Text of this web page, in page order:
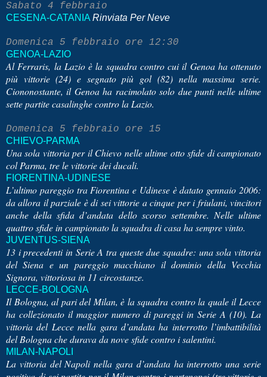
Sabato 4 febbraio
CESENA-CATANIA Rinviata Per Neve
Domenica 5 febbraio ore 12:30
GENOA-LAZIO
Al Ferraris, la Lazio è la squadra contro cui il Genoa ha ottenuto
più vittorie (24) e segnato più gol (82) nella massima serie.
Ciononostante, il Genoa ha racimolato solo due punti nelle ultime
sette partite casalinghe contro la Lazio.
Domenica 5 febbraio ore 15
CHIEVO-PARMA
Una sola vittoria per il Chievo nelle ultime otto sfide di campionato
col Parma, tre le vittorie dei ducali.
FIORENTINA-UDINESE
L’ultimo pareggio tra Fiorentina e Udinese è datato gennaio 2006:
da allora il parziale è di sei vittorie a cinque per i friulani, vincitori
anche della sfida d’andata dello scorso settembre. Nelle ultime
quattro sfide in campionato la squadra di casa ha sempre vinto.
JUVENTUS-SIENA
13 i precedenti in Serie A tra queste due squadre: una sola vittoria
del Siena e un pareggio macchiano il dominio della Vecchia
Signora, vittoriosa in 11 circostanze.
LECCE-BOLOGNA
Il Bologna, al pari del Milan, è la squadra contro la quale il Lecce
ha collezionato il maggior numero di pareggi in Serie A (10). La
vittoria del Lecce nella gara d’andata ha interrotto l’imbattibilità
del Bologna che durava da nove sfide contro i salentini.
MILAN-NAPOLI
La vittoria del Napoli nella gara d’andata ha interrotto una serie